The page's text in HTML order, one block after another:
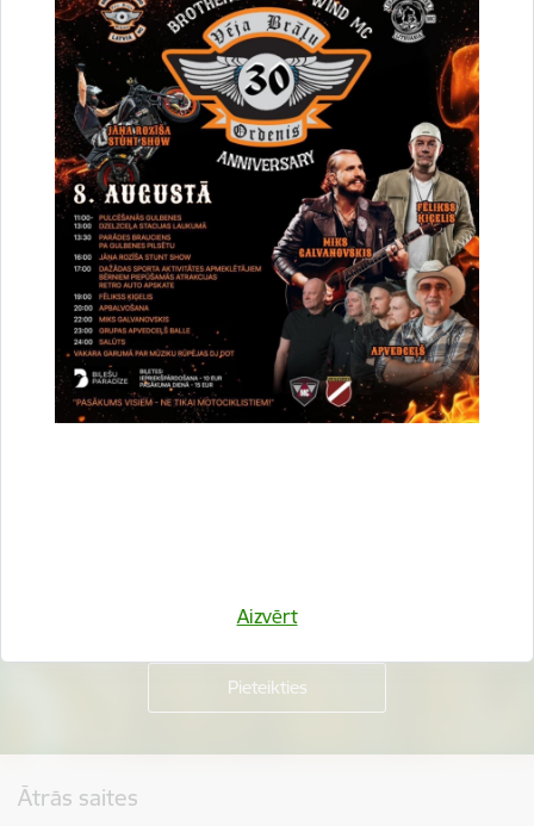
Aizvērt
Vai šī informācija bija noderīga?
Sniegt atsauksmi
Ātrās saites